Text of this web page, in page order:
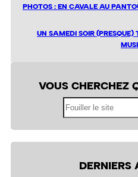
PHOTOS : EN CAVALE AU
UN SAMEDI SOIR
VOUS CHERCHEZ
DERNIERS